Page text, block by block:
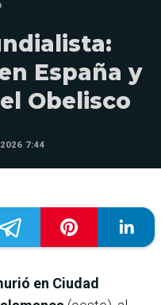
España y
Obelisco
7:44
en Ciudad